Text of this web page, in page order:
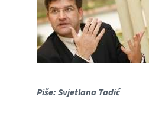
Piše: Svjetlana Tadić